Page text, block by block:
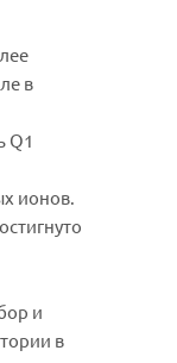
в
Q1
ионов.
и
в